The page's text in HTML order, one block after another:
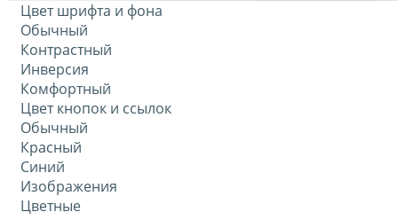
Цвет шрифта и фона
Обычный
Контрастный
Инверсия
Комфортный
Цвет кнопок и ссылок
Обычный
Красный
Синий
Изображения
Цветные